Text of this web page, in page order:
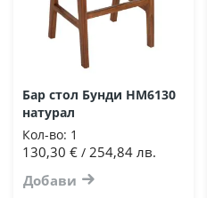
Бар стол Бунди HM6130
натурал
Кол-во: 1
130,30 € / 254,84 лв.
Добави